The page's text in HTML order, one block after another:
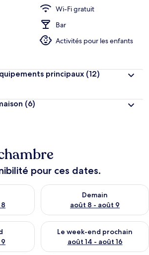
Wi-Fi gratuit
Bar
Activités pour les enfants
principaux (12)
(6)
pour ces dates.
pour ce soir août 7 - août 8
Demain
août 8 - août 9
Vérifier la disponibilité pour
pour ce week-end août 7 - août 9
Le week-end prochain
août 14 - août 16
Vérifier la disponibilité pour